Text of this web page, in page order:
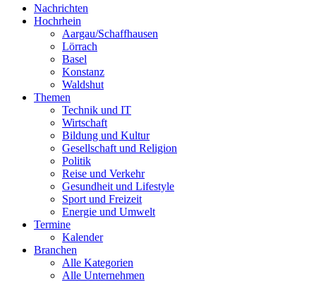
Nachrichten
Hochrhein
Aargau/Schaffhausen
Lörrach
Basel
Konstanz
Waldshut
Themen
Technik und IT
Wirtschaft
Bildung und Kultur
Gesellschaft und Religion
Politik
Reise und Verkehr
Gesundheit und Lifestyle
Sport und Freizeit
Energie und Umwelt
Termine
Kalender
Branchen
Alle Kategorien
Alle Unternehmen